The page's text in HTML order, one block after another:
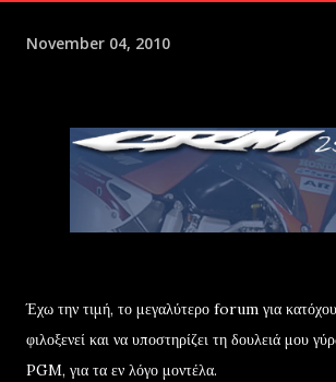
November 04, 2010
Έχω την τιμή, το μεγαλύτερο forum για
φιλοξενεί και να υποστηρίζει τη δουλειά μου
PGM, για τα εν λόγο μοντέλα.